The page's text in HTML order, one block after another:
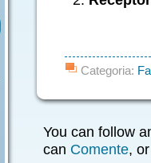
Categoria:
You can follow
can Comente,